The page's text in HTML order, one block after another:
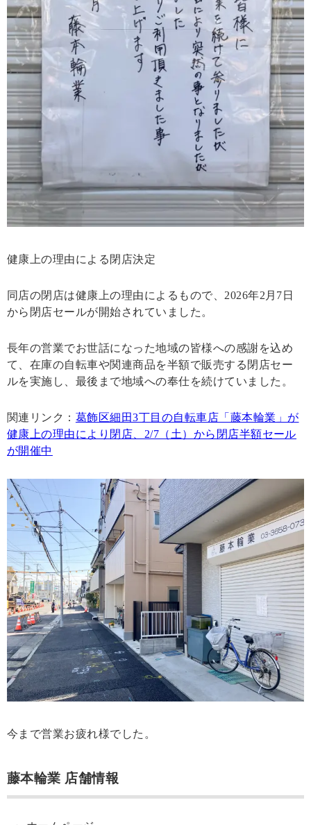
健康上の理由による閉店決定
同店の閉店は健康上の理由によるもので、2026年2月7日
から閉店セールが開始されていました。
長年の営業でお世話になった地域の皆様への感謝を込め
て、在庫の自転車や関連商品を半額で販売する閉店セー
ルを実施し、最後まで地域への奉仕を続けていました。
関連リンク： 葛飾区細田3丁目の自転車店「藤本輪業」が
健康上の理由により閉店、2/7（土）から閉店半額セール
が開催中
今まで営業お疲れ様でした。
藤本輪業 店舗情報